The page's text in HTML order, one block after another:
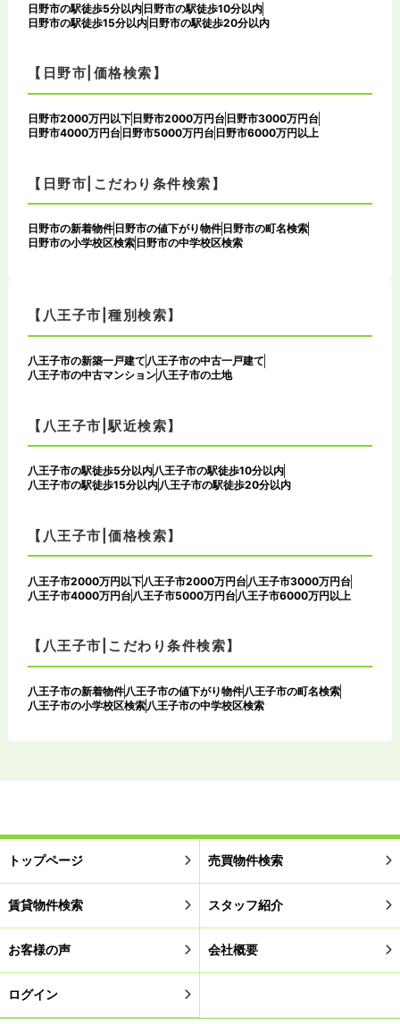
日野市の駅徒歩5分以内 日野市の駅徒歩10分以内
日野市の駅徒歩15分以内 日野市の駅徒歩20分以内
【日野市|価格検索】
日野市2000万円以下 日野市2000万円台 日野市3000万円台
日野市4000万円台 日野市5000万円台 日野市6000万円以上
【日野市|こだわり条件検索】
日野市の新着物件 日野市の値下がり物件 日野市の町名検索
日野市の小学校区検索 日野市の中学校区検索
【八王子市|種別検索】
八王子市の新築一戸建て 八王子市の中古一戸建て
八王子市の中古マンション八王子市の土地
【八王子市|駅近検索】
八王子市の駅徒歩5分以内八王子市の駅徒歩10分以内
八王子市の駅徒歩15分以内八王子市の駅徒歩20分以内
【八王子市|価格検索】
八王子市2000万円以下 八王子市2000万円台 八王子市3000万円台
八王子市4000万円台 八王子市5000万円台 八王子市6000万円以上
【八王子市|こだわり条件検索】
八王子市の新着物件 八王子市の値下がり物件 八王子市の町名検索
八王子市の小学校区検索 八王子市の中学校区検索
トップページ 売買物件検索
賃貸物件検索 スタッフ紹介
お客様の声 会社概要
ログイン